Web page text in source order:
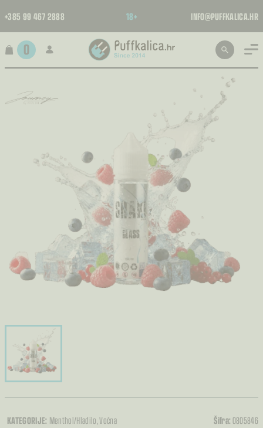
+385 99 467 2888 18+ INFO@PUFFKALICA.HR
0
KATEGORIJE: Menthol/Hladilo, Voćna Šifra:0805846